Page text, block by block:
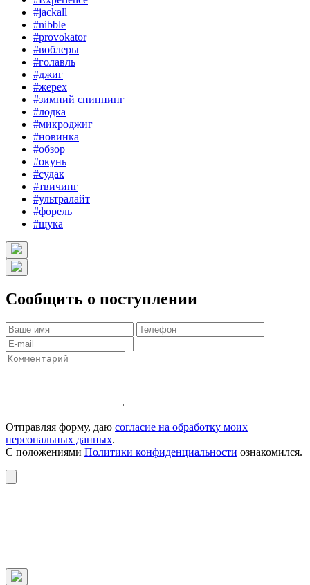
#jackall
#nibble
#provokator
#воблеры
#голавль
#джиг
#жерех
#зимний спиннинг
#лодка
#микроджиг
#новинка
#обзор
#окунь
#судак
#твичинг
#ультралайт
#форель
#щука
Сообщить о поступлении
Отправляя форму, даю согласие на обработку моих
персональных данных.
С положениями Политики конфиденциальности ознакомился.